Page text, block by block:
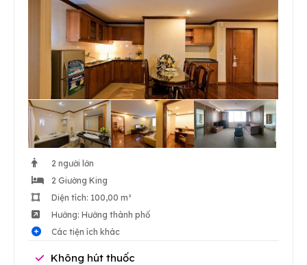
2 người lớn
2 Giường King
Diện tích: 100,00 m²
Hướng: Hướng thành phố
Các tiện ích khác
Không hút thuốc